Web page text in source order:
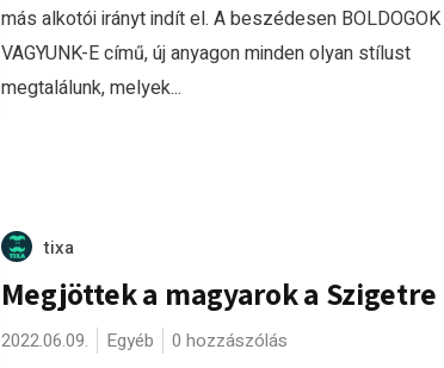
más alkotói irányt indít el. A beszédesen BOLDOGOK
VAGYUNK-E című, új anyagon minden olyan stílust
megtalálunk, melyek...
tixa
Megjöttek a magyarok a Szigetre
2022.06.09. Egyéb 0 hozzászólás